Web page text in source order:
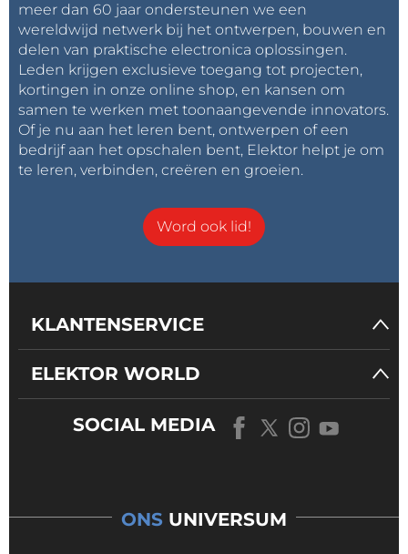
meer dan 60 jaar ondersteunen we een
wereldwijd netwerk bij het ontwerpen, bouwen en
delen van praktische electronica oplossingen.
Leden krijgen exclusieve toegang tot projecten,
kortingen in onze online shop, en kansen om
samen te werken met toonaangevende innovators.
Of je nu aan het leren bent, ontwerpen of een
bedrijf aan het opschalen bent, Elektor helpt je om
te leren, verbinden, creëren en groeien.
Word ook lid!
KLANTENSERVICE
ELEKTOR WORLD
SOCIAL MEDIA
ONS UNIVERSUM